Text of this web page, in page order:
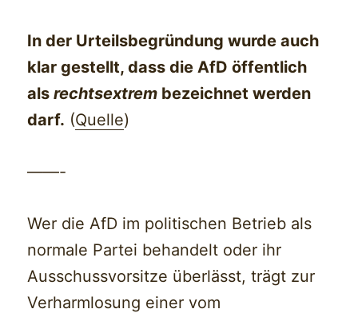
In der Urteilsbegründung wurde auch
klar gestellt, dass die AfD öffentlich
alsrechtsextrem bezeichnet werden
darf. (Quelle)
——-
Wer die AfD im politischen Betrieb als
normale Partei behandelt oder ihr
Ausschussvorsitze überlässt, trägt zur
Verharmlosung einer vom